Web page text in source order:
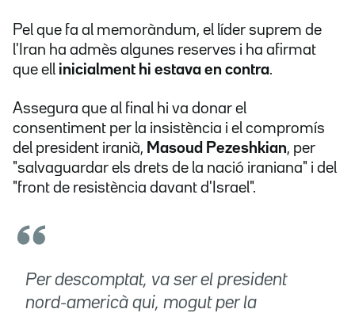
Pel que fa al memoràndum, el líder suprem de
l'Iran ha admès algunes reserves i ha afirmat
que ell inicialment hi estava en contra.
Assegura que al final hi va donar el
consentiment per la insistència i el compromís
del president iranià, Masoud Pezeshkian, per
"salvaguardar els drets de la nació iraniana" i del
"front de resistència davant d'Israel".
Per descomptat, va ser el president
nord-americà qui, mogut per la